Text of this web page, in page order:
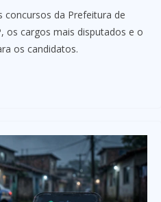
concursos da Prefeitura de
os cargos mais disputados e o
os candidatos.